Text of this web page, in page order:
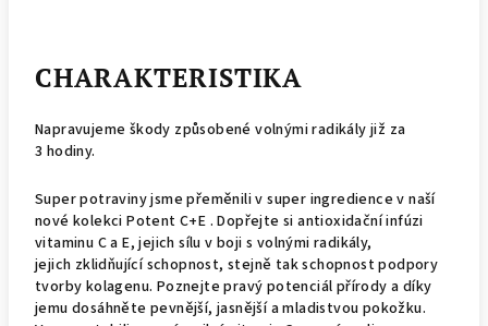
CHARAKTERISTIKA
Napravujeme škody způsobené volnými radikály již za
3 hodiny.
Super potraviny jsme přeměnili v super ingredience v naší
nové kolekci Potent C+E . Dopřejte si antioxidační infúzi
vitaminu C a E, jejich sílu v boji s volnými radikály,
jejich zklidňující schopnost, stejně tak schopnost podpory
tvorby kolagenu. Poznejte pravý potenciál přírody a díky
jemu dosáhněte pevnější, jasnější a mladistvou pokožku.